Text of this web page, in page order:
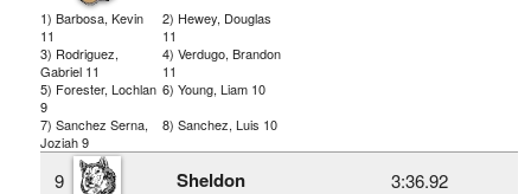
1) Barbosa, Kevin
11
2) Hewey, Douglas
11
3) Rodriguez,
Gabriel 11
4) Verdugo, Brandon
11
5) Forester, Lochlan
9
6) Young, Liam 10
7) Sanchez Serna,
Joziah 9
8) Sanchez, Luis 10
9 Sheldon 3:36.92